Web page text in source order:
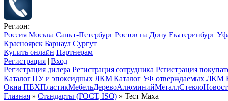
Регион:
Россия Москва Санкт-Петербург Ростов на Дону Екатеринбург
Красноярск Барнаул Сургут
Купить онлайн Партнерам
Регистрация | Вход
Регистрация дилера Регистрация сотрудника Регистрация
Каталог ПУ и эпоксидных ЛКМ Каталог УФ отверждаемых ЛКМ
Окна ПВХПластикМебельДеревоАлюминийМеталлСтекло
Главная » Стандарты (ГОСТ, ISO) » Тест Маха